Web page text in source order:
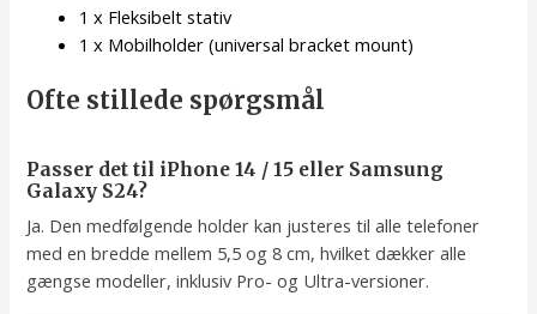
1 x Fleksibelt stativ
1 x Mobilholder (universal bracket mount)
Ofte stillede spørgsmål
Passer det til iPhone 14 / 15 eller Samsung
Galaxy S24?
Ja. Den medfølgende holder kan justeres til alle telefoner
med en bredde mellem 5,5 og 8 cm, hvilket dækker alle
gængse modeller, inklusiv Pro- og Ultra-versioner.